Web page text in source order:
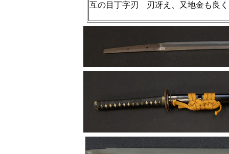
互の目丁字刃 刃冴え、又地金も良